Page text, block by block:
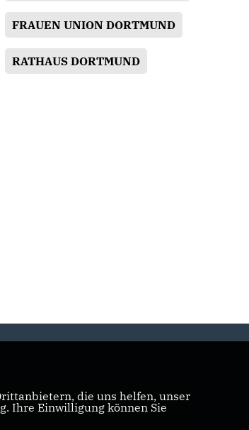
FRAUEN UNION DORTMUND
RATHAUS DORTMUND
die uns helfen, unser
Ihre Einwilligung können Sie